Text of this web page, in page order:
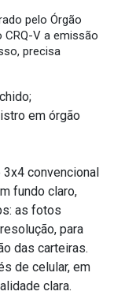
pelo Órgão
CRQ-V a emissão
precisa
em órgão
convencional
fundo claro,
as fotos
para
das carteiras.
de celular, em
clara.